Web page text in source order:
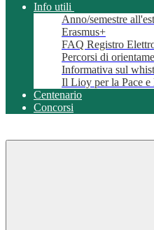
Info utili
Anno/semestre
Erasmus+
FAQ Registro
Percorsi di
Informativa sul
Il Lioy per la Pace e
Centenario
Concorsi